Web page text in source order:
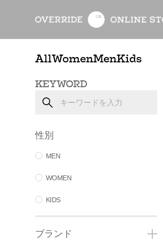
AllWomenMenKids
KEYWORD
性別
MEN
WOMEN
KIDS
ブランド